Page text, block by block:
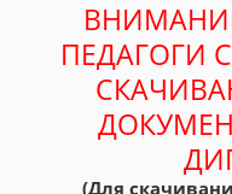
ПЕДАГОГИ
(Для